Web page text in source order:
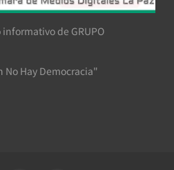
de GRUPO
No Hay Democracia"